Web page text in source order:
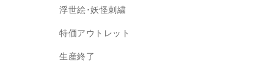
浮世絵･妖怪刺繍
特価アウトレット
生産終了